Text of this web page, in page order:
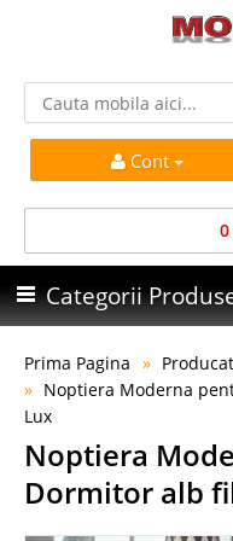
Cont
Categorii
Prima Pagina
Noptiera Moderna
Lux
Noptiera
Dormitor alb